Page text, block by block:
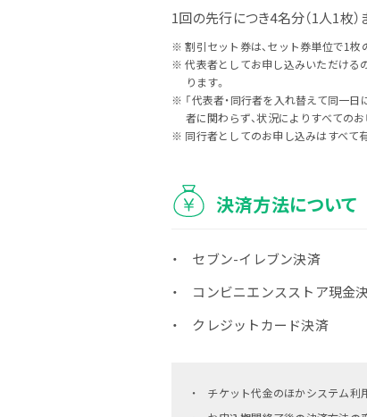
1回の先行につき4名分（1人1枚）
割引セット券は、セット券単位で1枚
代表者としてお申し込みいただける
ります。
「代表者・同行者を入れ替えて同一
者に関わらず、状況によりすべての
同行者としてのお申し込みはすべて
決済方法について
セブン-イレブン決済
コンビニエンスストア現金
クレジットカード決済
チケット代金のほかシステム利